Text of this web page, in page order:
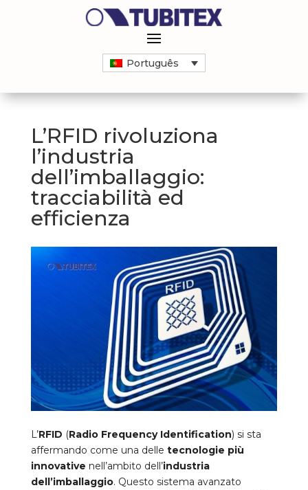
Português
L’RFID rivoluziona
l’industria
dell’imballaggio:
tracciabilità ed
efficienza
L’RFID (Radio Frequency Identification) si sta
affermando come una delle tecnologie più
innovative nell’ambito dell’industria
dell’imballaggio. Questo sistema avanzato